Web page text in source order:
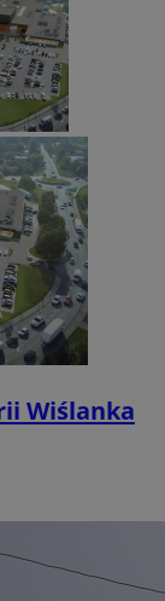
Wiślanka